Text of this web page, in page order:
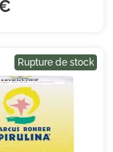
Rupture de stock